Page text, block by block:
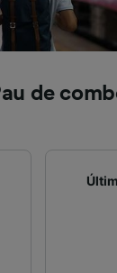
de
e
de
(fornecedores)